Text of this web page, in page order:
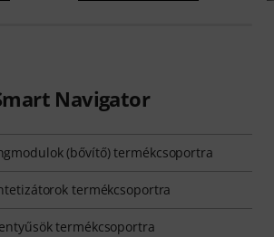
Navigator
(bővítő) termékcsoportra
termékcsoportra
termékcsoportra